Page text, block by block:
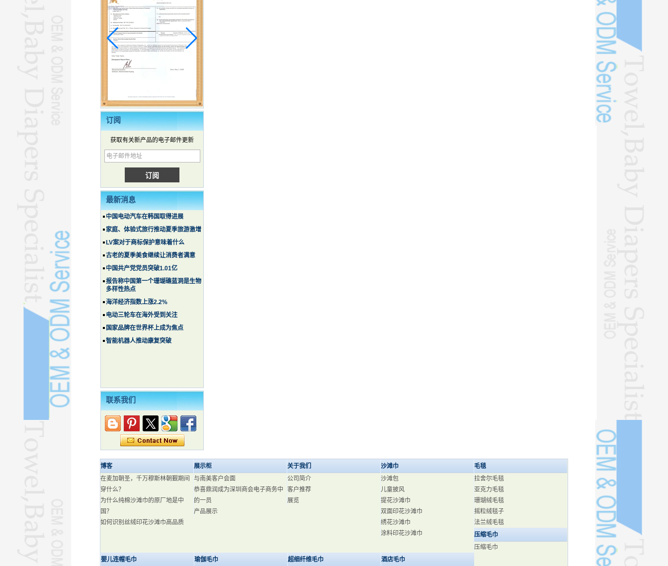
订阅
获取有关新产品的电子邮件更新
最新消息
中国电动汽车在韩国取得进展
家庭、体验式旅行推动夏季旅游激增
LV案对于商标保护意味着什么
古老的夏季美食继续让消费者满意
中国共产党党员突破1.01亿
报告称中国第一个珊瑚礁蓝洞是生物
多样性热点
海洋经济指数上涨2.2%
电动三轮车在海外受到关注
国家品牌在世界杯上成为焦点
智能机器人推动康复突破
联系我们
博客
在麦加朝圣，千万穆斯林朝觐期间
穿什么？
为什么纯棉沙滩巾的原厂地是中
国？
如何识别丝绒印花沙滩巾高品质
展示柜
与南美客户会面
恭喜鼎润成为深圳商会电子商务中
的一员
产品展示
关于我们
公司简介
客户推荐
展览
沙滩巾
沙滩包
儿童披风
提花沙滩巾
双面印花沙滩巾
绣花沙滩巾
涂料印花沙滩巾
毛毯
拉舍尔毛毯
亚克力毛毯
珊瑚绒毛毯
摇粒绒毯子
法兰绒毛毯
压缩毛巾
压缩毛巾
婴儿连帽毛巾
瑜伽毛巾 超细纤维毛巾 酒店毛巾